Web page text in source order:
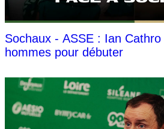
Sochaux - ASSE : Ian
hommes pour débuter